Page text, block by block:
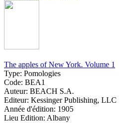
The apples of New York. Volume 1
Type: Pomologies
Code: BEA1
Auteur: BEACH S.A.
Editeur: Kessinger Publishing, LLC
Année d'édition: 1905
Lieu Edition: Albany